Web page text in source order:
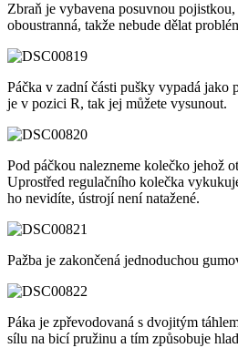
Zbraň je vybavena posuvnou
oboustranná, takže nebude dělat
Páčka v zadní části pušky vypadá jako
je v pozici R, tak jej můžete vysunout.
Pod páčkou nalezneme kolečko jehož
Uprostřed regulačního kolečka
ho nevidíte, ústrojí není natažené.
Pažba je zakončená jednoduchou
Páka je zpřevodovaná s dvojitým
sílu na bicí pružinu a tím způsobuje